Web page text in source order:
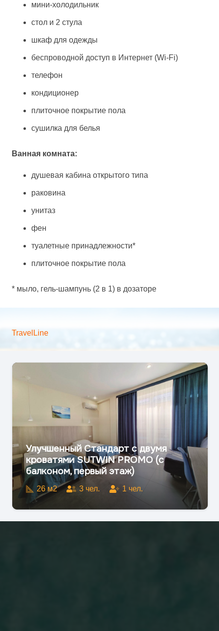
мини-холодильник
стол и 2 стула
шкаф для одежды
беспроводной доступ в Интернет (Wi-Fi)
телефон
кондиционер
плиточное покрытие пола
сушилка для белья
Ванная комната:
душевая кабина открытого типа
раковина
унитаз
фен
туалетные принадлежности*
плиточное покрытие пола
* мыло, гель-шампунь (2 в 1) в дозаторе
TravelLine
Улучшенный Стандарт с двумя
кроватями SUTWIN PROMO (с
балконом, первый этаж)
26м2 3 чел. 1 чел.